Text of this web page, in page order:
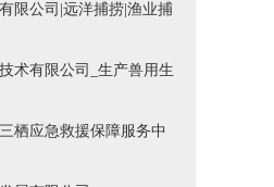
限公司|远洋捕捞|渔业捕
术有限公司_生产兽用生
栖应急救援保障服务中